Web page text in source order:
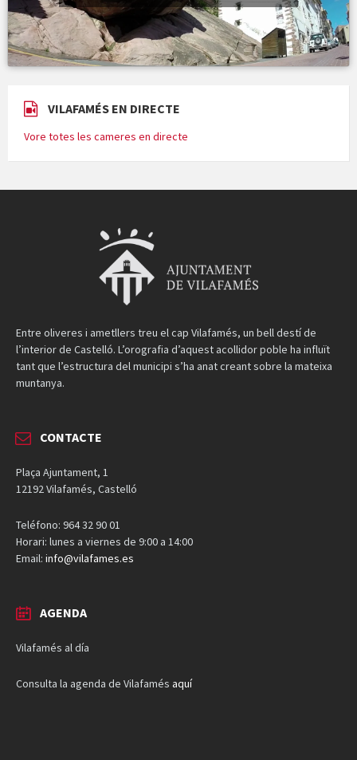
VILAFAMÉS EN DIRECTE
Vore totes les cameres en directe
Entre oliveres i ametllers treu el cap Vilafamés, un bell destí de
l’interior de Castelló. L’orografia d’aquest acollidor poble ha influït
tant que l’estructura del municipi s’ha anat creant sobre la mateixa
muntanya.
CONTACTE
Plaça Ajuntament, 1
12192 Vilafamés, Castelló
Teléfono: 964 32 90 01
Horari: lunes a viernes de 9:00 a 14:00
Email: info@vilafames.es
AGENDA
Vilafamés al día
Consulta la agenda de Vilafamés aquí